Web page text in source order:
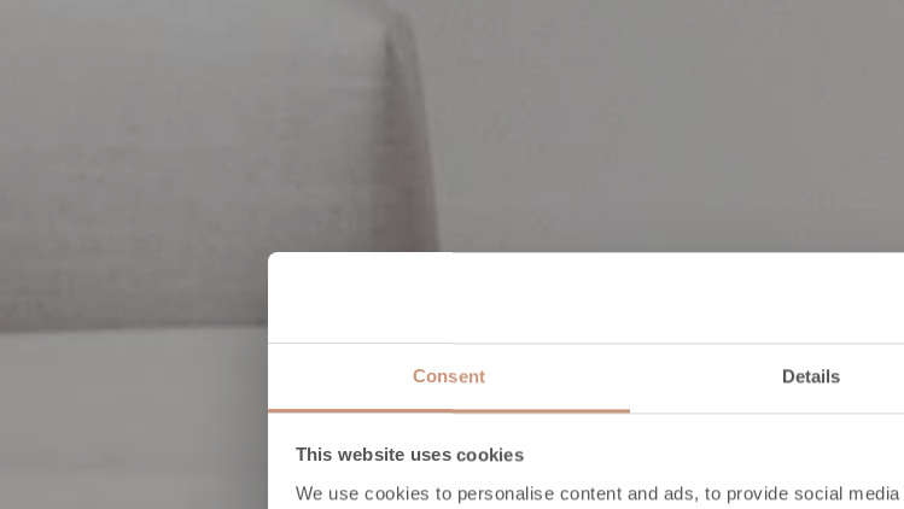
Consent Details
This website uses cookies
We use cookies to personalise content and ads, to provide social